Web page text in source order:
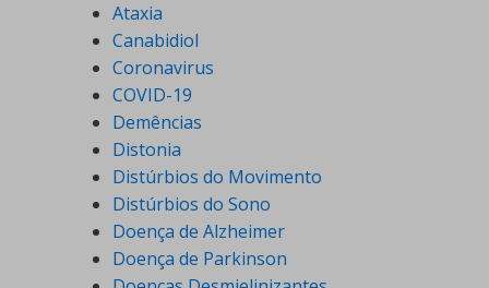
Ataxia
Canabidiol
Coronavirus
COVID-19
Demências
Distonia
Distúrbios do Movimento
Distúrbios do Sono
Doença de Alzheimer
Doença de Parkinson